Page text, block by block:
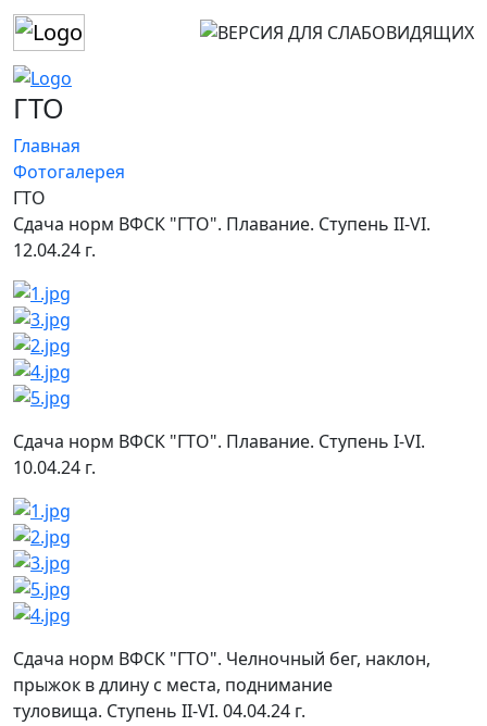
ГТО
Главная
Фотогалерея
ГТО
Сдача норм ВФСК "ГТО". Плавание. Ступень II-VI.
12.04.24 г.
Сдача норм ВФСК "ГТО". Плавание. Ступень I-VI.
10.04.24 г.
Сдача норм ВФСК "ГТО". Челночный бег, наклон,
прыжок в длину с места, поднимание
туловища. Ступень II-VI. 04.04.24 г.